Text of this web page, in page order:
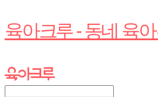
육아크루 - 동네 육아